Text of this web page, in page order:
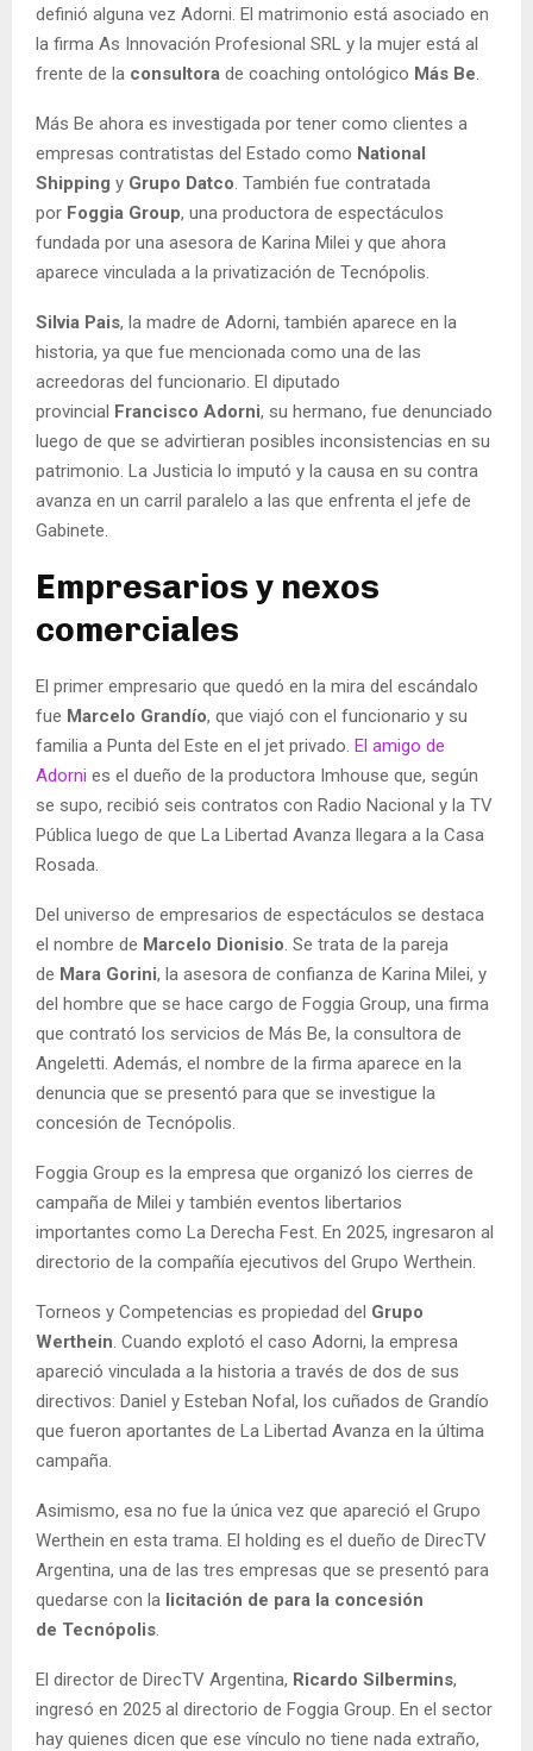
definió alguna vez Adorni. El matrimonio está asociado en
la firma As Innovación Profesional SRL y la mujer está al
frente de la consultora de coaching ontológico Más Be.
Más Be ahora es investigada por tener como clientes a
empresas contratistas del Estado como National
Shipping y Grupo Datco. También fue contratada
por Foggia Group, una productora de espectáculos
fundada por una asesora de Karina Milei y que ahora
aparece vinculada a la privatización de Tecnópolis.
Silvia Pais, la madre de Adorni, también aparece en la
historia, ya que fue mencionada como una de las
acreedoras del funcionario. El diputado
provincial Francisco Adorni, su hermano, fue denunciado
luego de que se advirtieran posibles inconsistencias en su
patrimonio. La Justicia lo imputó y la causa en su contra
avanza en un carril paralelo a las que enfrenta el jefe de
Gabinete.
Empresarios y nexos
comerciales
El primer empresario que quedó en la mira del escándalo
fue Marcelo Grandío, que viajó con el funcionario y su
familia a Punta del Este en el jet privado. El amigo de
Adorni es el dueño de la productora Imhouse que, según
se supo, recibió seis contratos con Radio Nacional y la TV
Pública luego de que La Libertad Avanza llegara a la Casa
Rosada.
Del universo de empresarios de espectáculos se destaca
el nombre de Marcelo Dionisio. Se trata de la pareja
de Mara Gorini, la asesora de confianza de Karina Milei, y
del hombre que se hace cargo de Foggia Group, una firma
que contrató los servicios de Más Be, la consultora de
Angeletti. Además, el nombre de la firma aparece en la
denuncia que se presentó para que se investigue la
concesión de Tecnópolis.
Foggia Group es la empresa que organizó los cierres de
campaña de Milei y también eventos libertarios
importantes como La Derecha Fest. En 2025, ingresaron al
directorio de la compañía ejecutivos del Grupo Werthein.
Torneos y Competencias es propiedad del Grupo
Werthein. Cuando explotó el caso Adorni, la empresa
apareció vinculada a la historia a través de dos de sus
directivos: Daniel y Esteban Nofal, los cuñados de Grandío
que fueron aportantes de La Libertad Avanza en la última
campaña.
Asimismo, esa no fue la única vez que apareció el Grupo
Werthein en esta trama. El holding es el dueño de DirecTV
Argentina, una de las tres empresas que se presentó para
quedarse con la licitación de para la concesión
de Tecnópolis.
El director de DirecTV Argentina, Ricardo Silbermins,
ingresó en 2025 al directorio de Foggia Group. En el sector
hay quienes dicen que ese vínculo no tiene nada extraño,